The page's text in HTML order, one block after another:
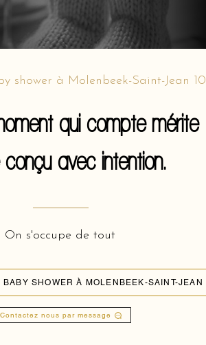
shower à Molenbeek-Saint-Jean
qui compte mérite
avec intention.
On s'occupe de tout
SHOWER À MOLENBEEK-SAINT-JEAN
Contactez nous par message